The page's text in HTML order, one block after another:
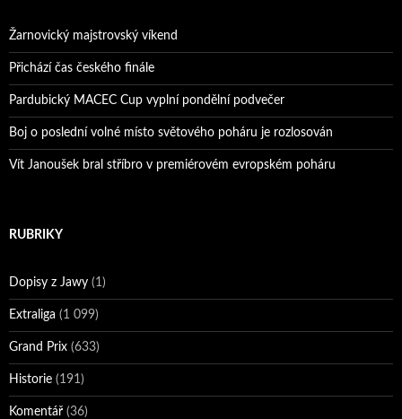
Žarnovický majstrovský víkend
Přichází čas českého finále
Pardubický MACEC Cup vyplní pondělní podvečer
Boj o poslední volné místo světového poháru je rozlosován
Vít Janoušek bral stříbro v premiérovém evropském poháru
RUBRIKY
Dopisy z Jawy (1)
Extraliga (1 099)
Grand Prix (633)
Historie (191)
Komentář (36)